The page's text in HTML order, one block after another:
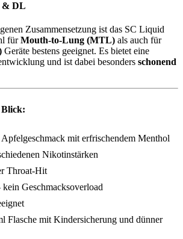
& DL
Zusammensetzung ist das SC Liquid
fürMouth-to-Lung (MTL) als auch für
Geräte bestens geeignet. Es bietet eine
und ist dabei besonders schonend
Blick:
mit erfrischendem Menthol
Nikotinstärken
Throat-Hit
Geschmacksoverload
Flasche mit Kindersicherung und dünner